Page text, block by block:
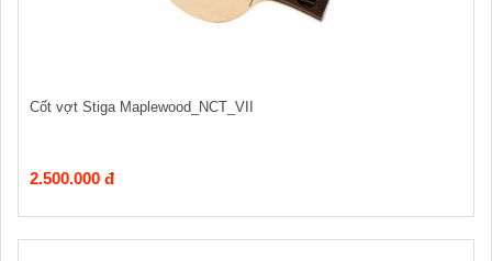
Cốt vợt Stiga Maplewood_NCT_VII
2.500.000 đ